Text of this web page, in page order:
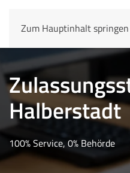
Zum Hauptinhalt springen
Halberstadt
100% Service, 0% Behörde